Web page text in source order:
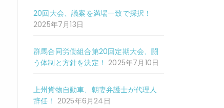
20回大会、議案を満場一致で採択！
2025年7月13日
群馬合同労働組合第20回定期大会、闘
う体制と方針を決定！ 2025年7月10日
上州貨物自動車、朝妻弁護士が代理人
辞任！ 2025年6月24日